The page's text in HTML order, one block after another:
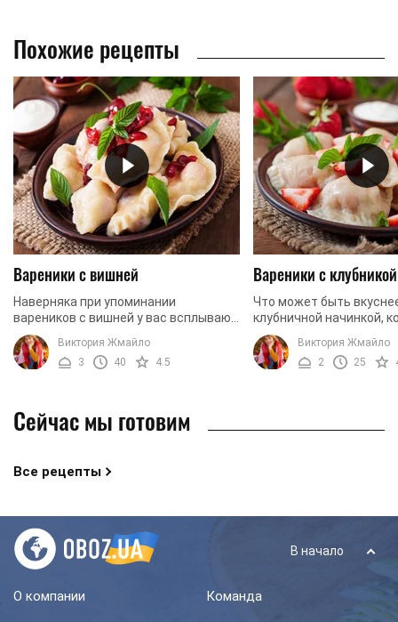
Похожие рецепты
Вареники с вишней
Наверняка при упоминании
вареников с вишней у вас всплывают
в памяти самые светлые
воспоминания о бабушкиной
деревне, беззаботных каникулах и
Виктория Жмайло
3
40 4.5
Вареники с клубникой
Что может быть
клубничной начинкой,
сочится во все
откусываешь кусочек.
получаются в разы
Виктория Жмайло
2
25
Сейчас мы готовим
Все рецепты
В начало
О компании Команда